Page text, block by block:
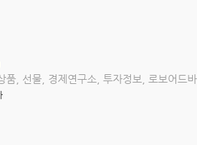
품, 선물, 경제연구소, 투자정보, 로보어드